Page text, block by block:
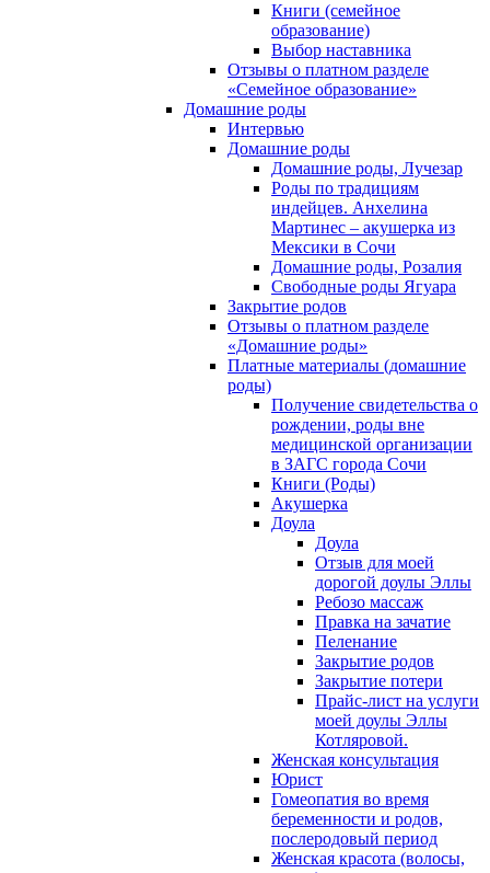
Книги (семейное
образование)
Выбор наставника
Отзывы о платном разделе
«Семейное образование»
Домашние роды
Интервью
Домашние роды
Домашние роды, Лучезар
Роды по традициям
индейцев. Анхелина
Мартинес – акушерка из
Мексики в Сочи
Домашние роды, Розалия
Свободные роды Ягуара
Закрытие родов
Отзывы о платном разделе
«Домашние роды»
Платные материалы (домашние
роды)
Получение свидетельства о
рождении, роды вне
медицинской организации
в ЗАГС города Сочи
Книги (Роды)
Акушерка
Доула
Доула
Отзыв для моей
дорогой доулы Эллы
Ребозо массаж
Правка на зачатие
Пеленание
Закрытие родов
Закрытие потери
Прайс-лист на услуги
моей доулы Эллы
Котляровой.
Женская консультация
Юрист
Гомеопатия во время
беременности и родов,
послеродовый период
Женская красота (волосы,